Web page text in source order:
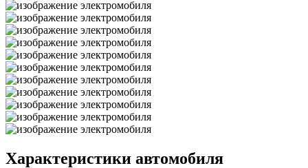
Характеристики автомобиля